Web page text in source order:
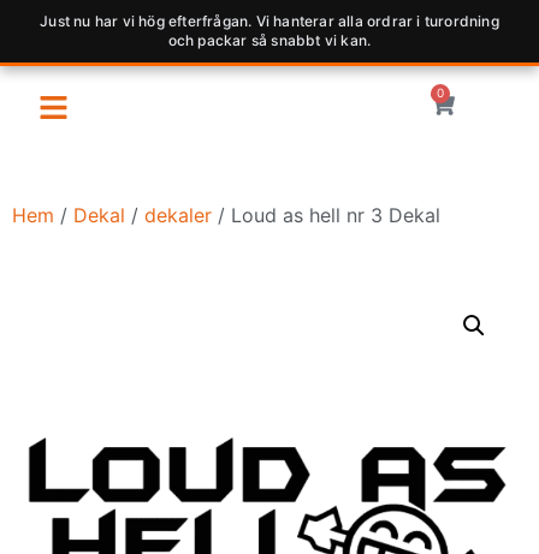
Just nu har vi hög efterfrågan. Vi hanterar alla ordrar i turordning
och packar så snabbt vi kan.
0
Hem / Dekal / dekaler / Loud as hell nr 3 Dekal